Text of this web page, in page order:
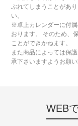
ぶれてしまうことがあ
い。
※卓上カレンダーに付
おります。 そのため、
ことができかねます。
また商品によっては保
承下さいますようお願い
WEB